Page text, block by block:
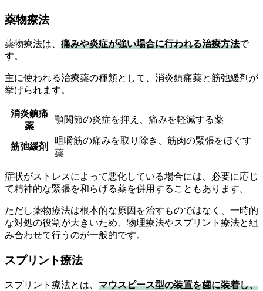
薬物療法
薬物療法は、 痛みや炎症が強い場合に行われる治療方法で
す。
主に使われる治療薬の種類として、消炎鎮痛薬と筋弛緩剤が
挙げられます。
消炎鎮痛
薬
顎関節の炎症を抑え、痛みを軽減する薬
筋弛緩剤
咀嚼筋の痛みを取り除き、筋肉の緊張をほぐす
薬
症状がストレスによって悪化している場合には、必要に応じ
て精神的な緊張を和らげる薬を併用することもあります。
ただし薬物療法は根本的な原因を治すものではなく、一時的
な対処の役割が大きいため、物理療法やスプリント療法と組
み合わせて行うのが一般的です。
スプリント療法
スプリント療法とは、 マウスピース型の装置を歯に装着し、